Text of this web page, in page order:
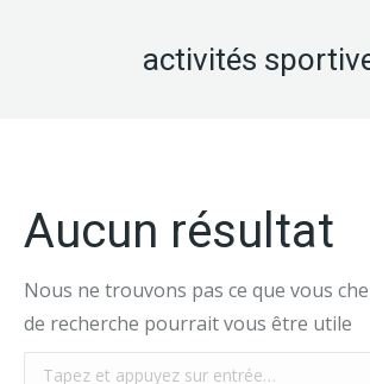
activités
Aucun résultat
Nous ne trouvons pas ce que vous
de recherche pourrait vous être utile
Recherche